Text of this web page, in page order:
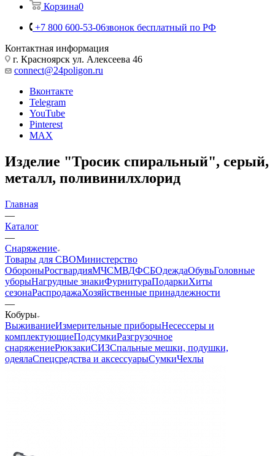
Корзина0
+7 800 600-53-06звонок бесплатный по РФ
Контактная информация
г. Красноярск ул. Алексеева 46
connect@24poligon.ru
Вконтакте
Telegram
YouTube
Pinterest
MAX
Изделие "Тросик спиральный", серый,
металл, поливинилхлорид
Главная
—
Каталог
—
Снаряжение
Товары для СВОМинистерство
ОбороныРосгвардияМЧСМВДФСБОдеждаОбувьГоловные
уборыНагрудные знакиФурнитураПодаркиХиты
сезонаРаспродажаХозяйственные принадлежности
—
Кобуры
ВыживаниеИзмерительные приборыНесессеры и
комплектующиеПодсумкиРазгрузочное
снаряжениеРюкзакиСИЗСпальные мешки, подушки,
одеялаСпецсредства и аксессуарыСумкиЧехлы